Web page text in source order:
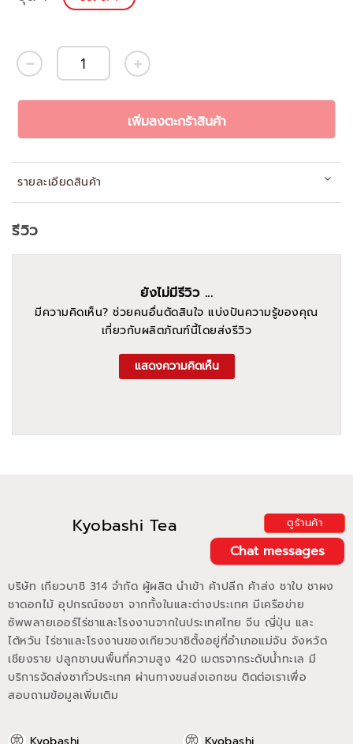
เพิ่มลงตะกร้าสินค้า
รายละเอียดสินค้า
Kyobashi Tea ดูร้านค้า
Chat messages
บริษัท เกียวบาชิ 314 จำกัด ผู้ผลิต นำเข้า ค้าปลีก ค้าส่ง ชาใบ ชาผง
ชาดอกไม้ อุปกรณ์ชงชา จากทั้งในและต่างประเทศ มีเครือข่าย
ซัพพลายเออร์ไร่ชาและโรงงานจากในประเทศไทย จีน ญี่ปุ่น และ
ไต้หวัน ไร่ชาและโรงงานของเกียวบาชิตั้งอยู่ที่อำเภอแม่จัน จังหวัด
เชียงราย ปลูกชาบนพื้นที่ความสูง 420 เมตรจากระดับน้ำทะเล มี
บริการจัดส่งชาทั่วประเทศ ผ่านทางขนส่งเอกชน ติดต่อเราเพื่อ
สอบถามข้อมูลเพิ่มเติม
รีวิว
ยังไม่มีรีวิว ...
มีความคิดเห็น? ช่วยคนอื่นตัดสินใจ แบ่งปันความรู้ของคุณ
เกี่ยวกับผลิตภัณฑ์นี้โดยส่งรีวิว
แสดงความคิดเห็น